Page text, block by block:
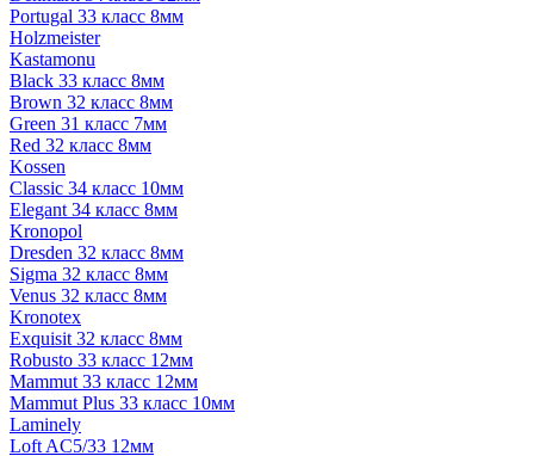
Portugal 33 класс 8мм
Holzmeister
Kastamonu
Black 33 класс 8мм
Brown 32 класс 8мм
Green 31 класс 7мм
Red 32 класс 8мм
Kossen
Classic 34 класс 10мм
Elegant 34 класс 8мм
Kronopol
Dresden 32 класс 8мм
Sigma 32 класс 8мм
Venus 32 класс 8мм
Kronotex
Exquisit 32 класс 8мм
Robusto 33 класс 12мм
Mammut 33 класс 12мм
Mammut Plus 33 класс 10мм
Laminely
Loft AC5/33 12мм